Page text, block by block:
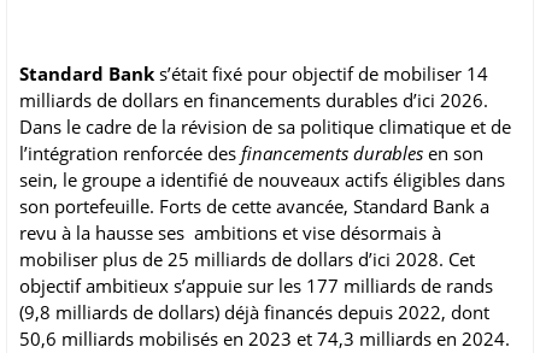
Standard Bank s’était fixé pour objectif de mobiliser 14
milliards de dollars en financements durables d’ici 2026.
Dans le cadre de la révision de sa politique climatique et de
l’intégration renforcée des financements durables en son
sein, le groupe a identifié de nouveaux actifs éligibles dans
son portefeuille. Forts de cette avancée, Standard Bank a
revu à la hausse ses ambitions et vise désormais à
mobiliser plus de 25 milliards de dollars d’ici 2028. Cet
objectif ambitieux s’appuie sur les 177 milliards de rands
(9,8 milliards de dollars) déjà financés depuis 2022, dont
50,6 milliards mobilisés en 2023 et 74,3 milliards en 2024.